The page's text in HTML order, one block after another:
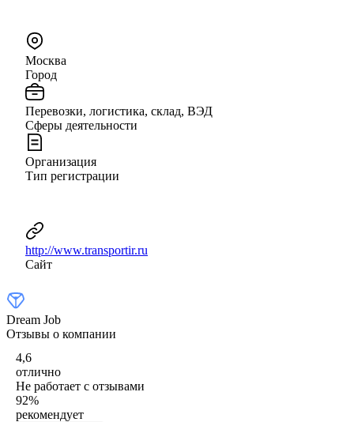
Москва
Город
Перевозки, логистика, склад, ВЭД
Сферы деятельности
Организация
Тип регистрации
http://www.transportir.ru
Сайт
Dream Job
Отзывы о компании
4,6
отлично
Не работает с отзывами
92%
рекомендует